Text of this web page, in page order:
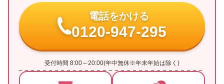
電話をかける
0120-947-295
受付時間 8:00～20:00(年中無休※年末年始は除く)